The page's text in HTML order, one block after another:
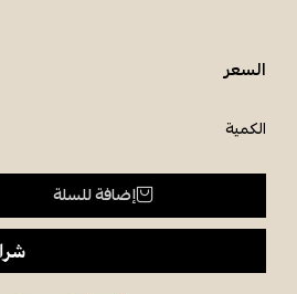
السعر
الكمية
إضافة للسلة